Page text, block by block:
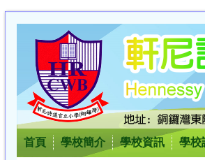
首頁 學校簡介 學校資訊 學校